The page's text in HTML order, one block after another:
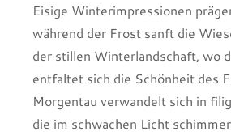
Eisige Winterimpressionen
während der Frost sanft die
der stillen Winterlandschaft, wo
entfaltet sich die Schönheit des
Morgentau verwandelt sich in
die im schwachen Licht